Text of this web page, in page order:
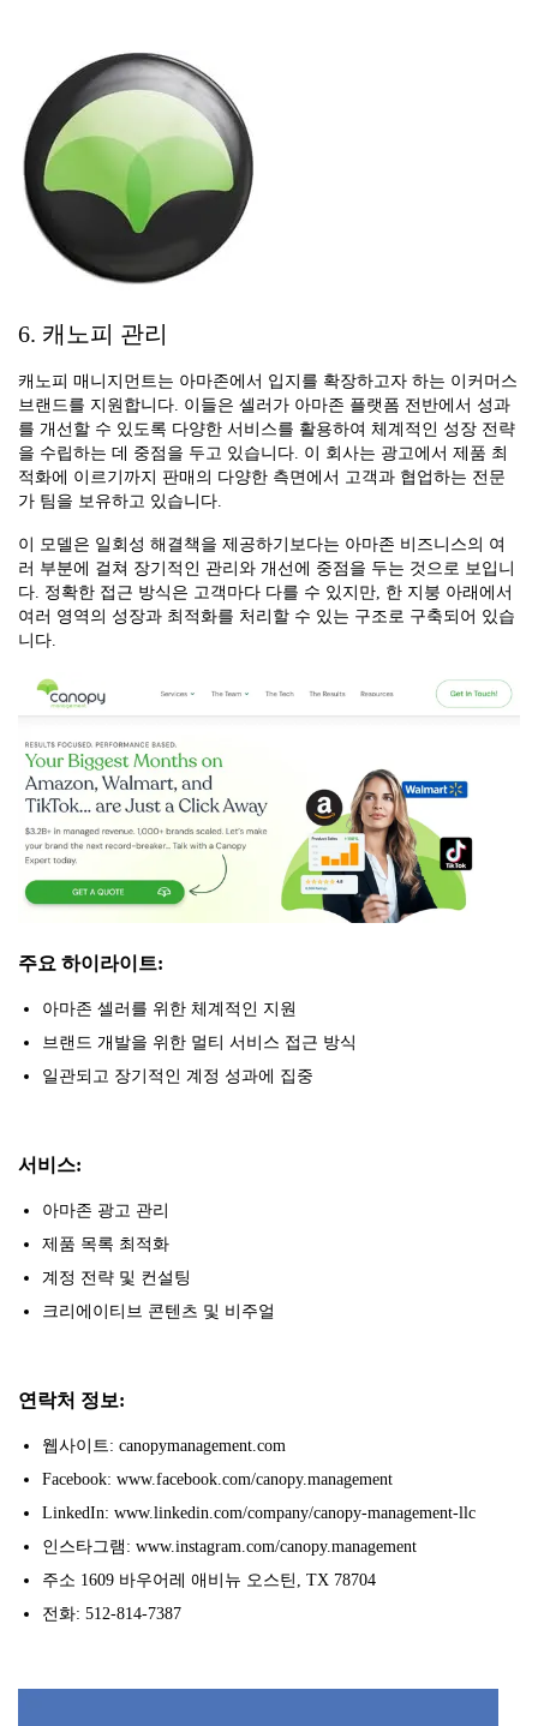
6. 캐노피 관리
캐노피 매니지먼트는 아마존에서 입지를 확장하고자 하는 이커머스
브랜드를 지원합니다. 이들은 셀러가 아마존 플랫폼 전반에서 성과
를 개선할 수 있도록 다양한 서비스를 활용하여 체계적인 성장 전략
을 수립하는 데 중점을 두고 있습니다. 이 회사는 광고에서 제품 최
적화에 이르기까지 판매의 다양한 측면에서 고객과 협업하는 전문
가 팀을 보유하고 있습니다.
이 모델은 일회성 해결책을 제공하기보다는 아마존 비즈니스의 여
러 부분에 걸쳐 장기적인 관리와 개선에 중점을 두는 것으로 보입니
다. 정확한 접근 방식은 고객마다 다를 수 있지만, 한 지붕 아래에서
여러 영역의 성장과 최적화를 처리할 수 있는 구조로 구축되어 있습
니다.
주요 하이라이트:
아마존 셀러를 위한 체계적인 지원
브랜드 개발을 위한 멀티 서비스 접근 방식
일관되고 장기적인 계정 성과에 집중
서비스:
아마존 광고 관리
제품 목록 최적화
계정 전략 및 컨설팅
크리에이티브 콘텐츠 및 비주얼
연락처 정보:
웹사이트: canopymanagement.com
Facebook: www.facebook.com/canopy.management
LinkedIn: www.linkedin.com/company/canopy-management-llc
인스타그램: www.instagram.com/canopy.management
주소 1609 바우어레 애비뉴 오스틴, TX 78704
전화: 512-814-7387